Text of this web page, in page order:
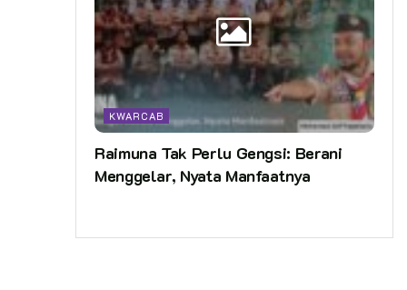
KWARCAB
Raimuna Tak Perlu Gengsi: Berani
Menggelar, Nyata Manfaatnya